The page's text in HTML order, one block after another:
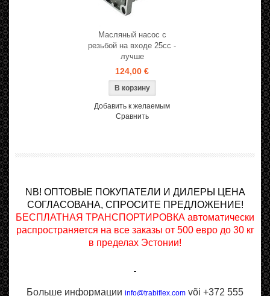
Масляный насос с
резьбой на входе 25cc -
лучше
124,00 €
Добавить к желаемым
Сравнить
NB! ОПТОВЫЕ ПОКУПАТЕЛИ И ДИЛЕРЫ ЦЕНА
СОГЛАСОВАНА, СПРОСИТЕ ПРЕДЛОЖЕНИЕ!
БЕСПЛАТНАЯ ТРАНСПОРТИРОВКА автоматически
распространяется на все заказы от 500 евро до 30 кг
в пределах Эстонии!
Больше информации info@trabiflex.com või +372 555